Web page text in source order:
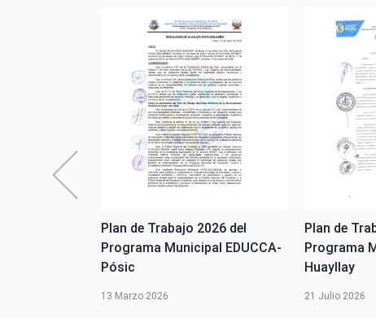
Plan de Trabajo 2026 del
Programa Municipal EDUCCA-
Pósic
13 Marzo 2026
Plan de
Programa
Huayllay
21 Julio 2026